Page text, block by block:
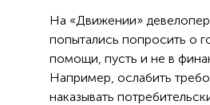
На «Движении»
попытались попросить о
помощи, пусть и не в
Например, ослабить
наказывать